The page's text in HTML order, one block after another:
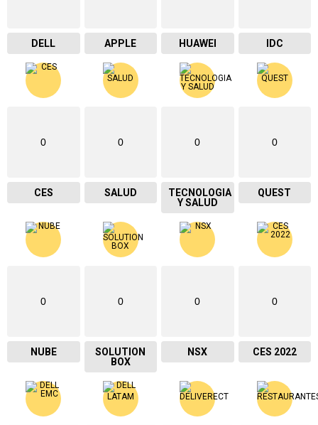
DELL APPLE HUAWEI IDC
0
CES
0
SALUD
0
TECNOLOGIA
Y SALUD
0
QUEST
0
NUBE
0
SOLUTION
BOX
0
NSX
0
CES 2022